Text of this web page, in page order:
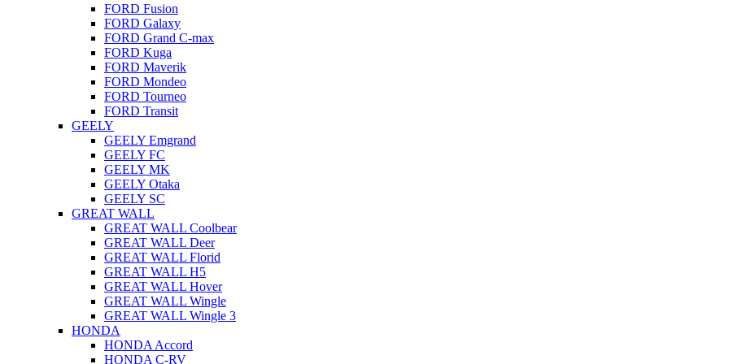
FORD Fusion
FORD Galaxy
FORD Grand C-max
FORD Kuga
FORD Maverik
FORD Mondeo
FORD Tourneo
FORD Transit
GEELY
GEELY Emgrand
GEELY FC
GEELY MK
GEELY Otaka
GEELY SC
GREAT WALL
GREAT WALL Coolbear
GREAT WALL Deer
GREAT WALL Florid
GREAT WALL H5
GREAT WALL Hover
GREAT WALL Wingle
GREAT WALL Wingle 3
HONDA
HONDA Accord
HONDA C-RV